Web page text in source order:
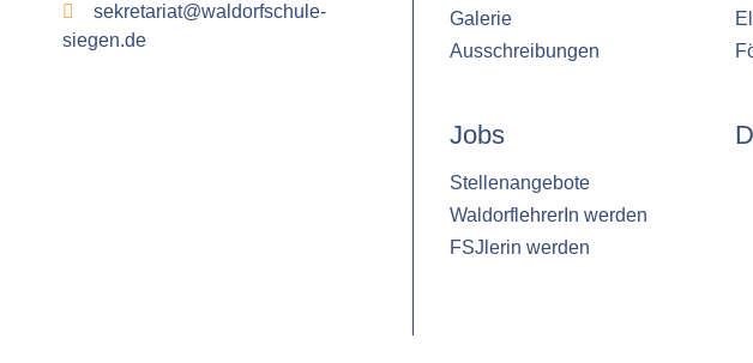
sekretariat@waldorfschule-
siegen.de
Galerie
Ausschreibungen
Jobs
Stellenangebote
WaldorflehrerIn werden
FSJlerin werden